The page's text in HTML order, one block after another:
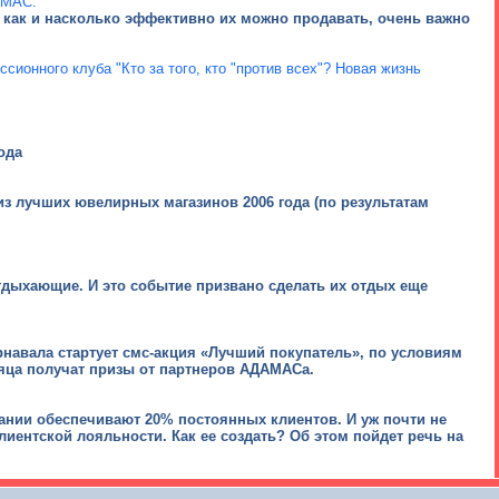
и насколько эффективно их можно продавать, очень важно
клуба "Кто за того, кто "против всех"? Новая жизнь
ювелирных магазинов 2006 года (по результатам
И это событие призвано сделать их отдых еще
стартует смс-акция «Лучший покупатель», по условиям
получат призы от партнеров АДАМАСа.
обеспечивают 20% постоянных клиентов. И уж почти не
лояльности. Как ее создать? Об этом пойдет речь на